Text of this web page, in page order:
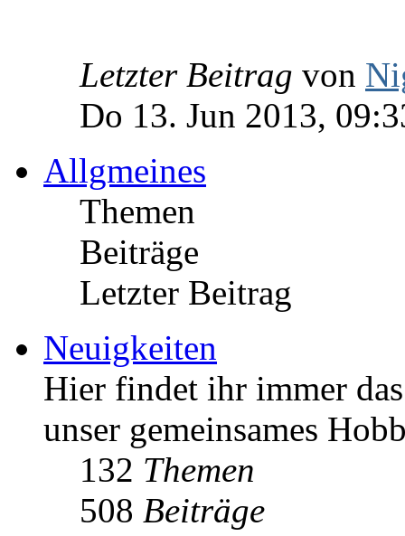
Letzter Beitrag von
Do 13. Jun 2013,
Allgmeines
Themen
Beiträge
Letzter Beitrag
Neuigkeiten
Hier findet ihr immer
unser gemeinsames
132 Themen
508 Beiträge